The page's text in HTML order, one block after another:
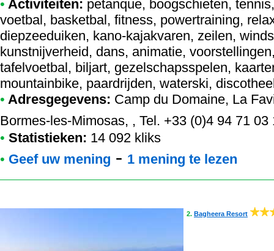
• Activiteiten: petanque, boogschieten,
voetbal, basketbal, fitness, powertraining,
diepzeeduiken, kano-kajakvaren, zeilen,
kunstnijverheid, dans, animatie,
tafelvoetbal, biljart, gezelschapsspelen,
mountainbike, paardrijden, waterski,
• Adresgegevens: Camp du Domaine, La
Bormes-les-Mimosas, , Tel. +33 (0)4 94 71 03
• Statistieken: 14 092 kliks
• Geef uw mening - 1 mening te lezen
2. Bagheera Resort